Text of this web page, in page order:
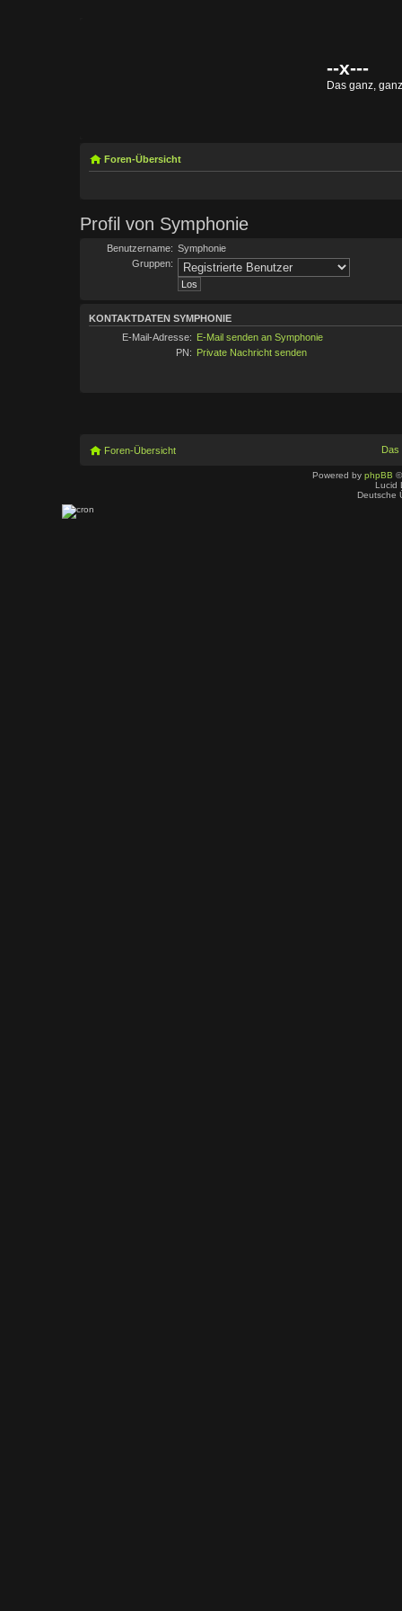
--x---
Das ganz,
Foren-Übersicht
Profil von Symphonie
Benutzername: Symphonie
Gruppen:
KONTAKTDATEN SYMPHONIE
E-Mail-Adresse: E-Mail senden an Symphonie
PN: Private Nachricht senden
Foren-Übersicht Das
Powered by phpBB
Lucid
Deutsche